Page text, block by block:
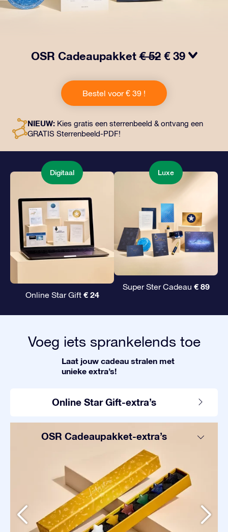
OSR Cadeaupakket€ 52 € 39
cadeau bevat een prachtige envelop en
gepersonaliseerde documenten die naar een adres
naar keuze worden verzonden, evenals digitale
een magische manier om een blijvend cadeau te geven
aan vrienden en dierbaren.
Bestel voor € 39 !
NIEUW: Kies gratis een sterrenbeeld & ontvang een
GRATIS Sterrenbeeld-PDF!
Digitaal
Online Star Gift € 24
Luxe
Super Ster Cadeau € 89
Voeg iets sprankelends toe
Laat jouw cadeau stralen met
unieke extra’s!
Online Star Gift-extra’s
OSR Cadeaupakket-extra’s